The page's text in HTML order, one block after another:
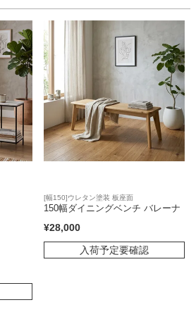
[幅150]ウレタン塗装 板座面
150幅ダイニングベンチ バレーナ
¥28,000
入荷予定要確認